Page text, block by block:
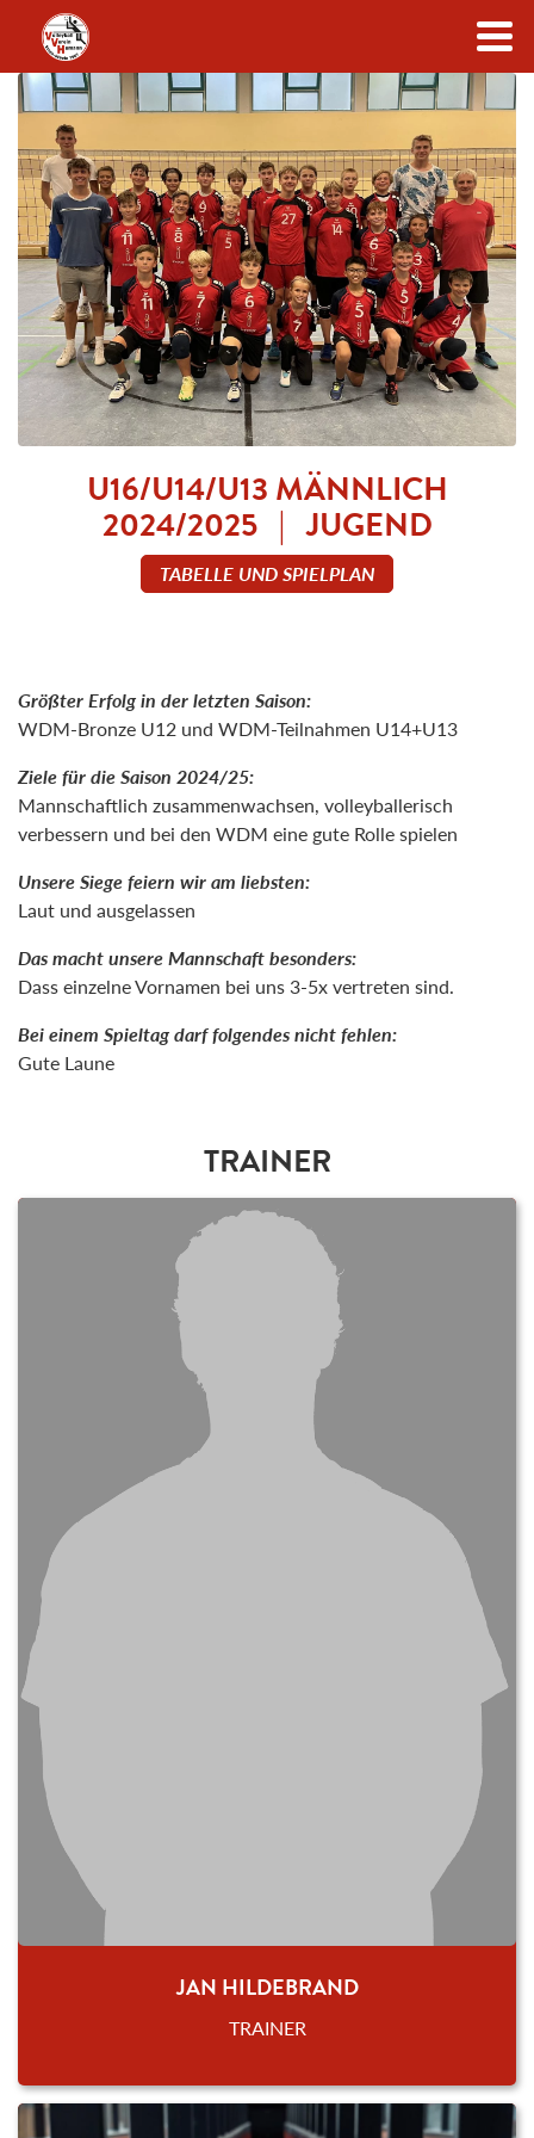
Zum Inhalt
U16/U14/U13 MÄNNLICH
2024/2025 | JUGEND
TABELLE UND SPIELPLAN
Größter Erfolg in der letzten Saison:
WDM-Bronze U12 und WDM-Teilnahmen U14+U13
Ziele für die Saison 2024/25:
Mannschaftlich zusammenwachsen, volleyballerisch
verbessern und bei den WDM eine gute Rolle spielen
Unsere Siege feiern wir am liebsten:
Laut und ausgelassen
Das macht unsere Mannschaft besonders:
Dass einzelne Vornamen bei uns 3-5x vertreten sind.
Bei einem Spieltag darf folgendes nicht fehlen:
Gute Laune
TRAINER
JAN HILDEBRAND
TRAINER